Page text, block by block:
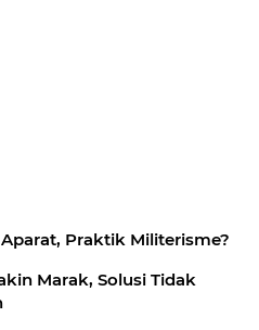
Praktik Militerisme?
Marak, Solusi Tidak